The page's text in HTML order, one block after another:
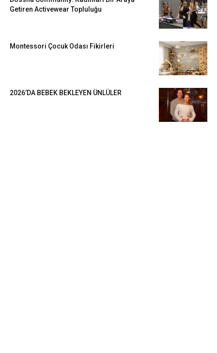
Getiren Activewear Topluluğu
Montessori Çocuk Odası Fikirleri
2026’DA BEBEK BEKLEYEN ÜNLÜLER